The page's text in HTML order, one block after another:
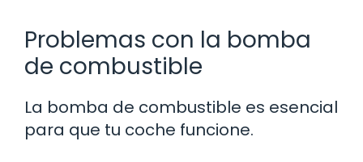
Problemas con la bomba
de combustible
La bomba de combustible es esencial
para que tu coche funcione.